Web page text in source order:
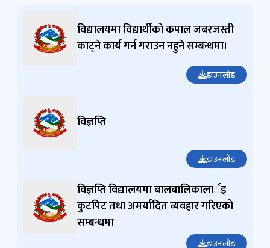
विद्यालयमा विद्यार्थीको कपाल जबरजस्ती
काट्ने कार्य गर्न गराउन नहुने सम्बन्धमा।
डाउनलोड
विज्ञप्ति
डाउनलोड
विज्ञप्ति विद्यालयमा बालबालिकालार्इ
कुटपिट तथा अमर्यादित व्यवहार गरिएको
सम्बन्धमा
डाउनलोड